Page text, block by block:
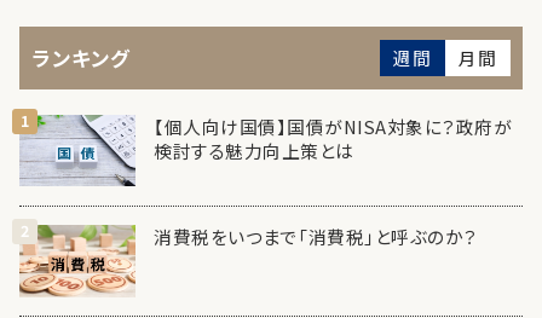
ランキング 週間 月間
【個人向け国債】国債がNISA対象に？政府が
検討する魅力向上策とは
消費税をいつまで「消費税」と呼ぶのか？